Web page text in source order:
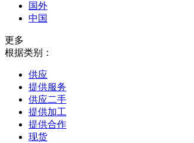
国外
中国
更多
根据类别：
供应
提供服务
供应二手
提供加工
提供合作
现货